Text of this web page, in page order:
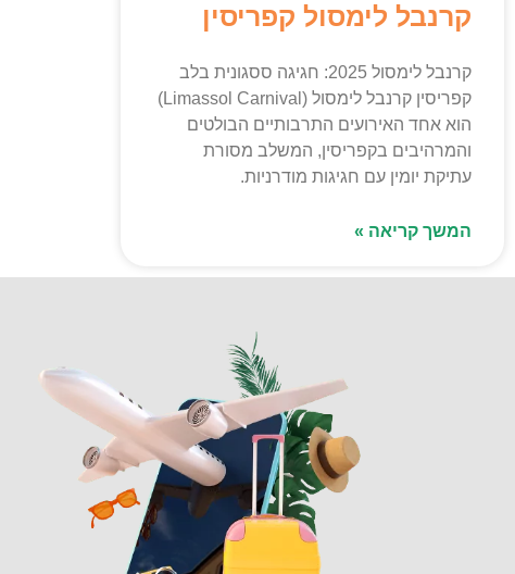
קרנבל לימסול קפריסין
קרנבל לימסול 2025: חגיגה ססגונית בלב
קפריסין קרנבל לימסול (Limassol Carnival)
הוא אחד האירועים התרבותיים הבולטים
והמרהיבים בקפריסין, המשלב מסורת
עתיקת יומין עם חגיגות מודרניות.
המשך קריאה »